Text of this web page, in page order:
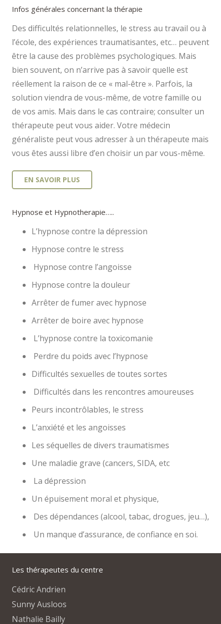
Infos générales concernant la thérapie
Des difficultés relationnelles, le stress au travail ou à
l’école, des expériences traumatisantes, etc… peuvent
être la cause des problèmes psychologiques. Mais
bien souvent, on n’arrive pas à savoir quelle est
réellement la raison de ce « mal-être ». Parfois, la
solution viendra de vous-même, de votre famille ou
de vos amis. Mais dans le cas contraire; consulter un
thérapeute peut vous aider. Votre médecin
généraliste peut vous adresser à un thérapeute mais
vous êtes aussi libre d’en choisir un par vous-même.
EN SAVOIR PLUS
Hypnose et Hypnotherapie…..
L’hypnose contre la dépression
Hypnose contre le stress
Hypnose contre l’angoisse
Hypnose contre la douleur
Arrêter de fumer avec hypnose
Arrêter de boire avec hypnose
L’hypnose contre la toxicomanie
Perdre du poids avec l’hypnose
Difficultés sexuelles de toutes sortes
Difficultés dans les rencontres amoureuses
Peurs incontrôlables, le stress
L’anxiété et les angoisses
Les séquelles de divers traumatismes
Une maladie grave (cancers, SIDA, etc
La dépression
Un épuisement moral et physique,
Des dépendances (alcool, tabac, drogues, jeu…),
Un manque d’assurance, de confiance en soi.
Les thérapeutes du centre
Cédric Andrien
Sunny Ausloos
Nathalie Bailly